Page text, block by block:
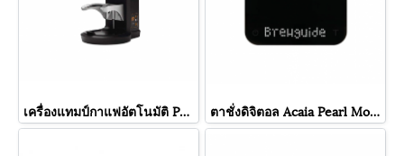
เครื่องแทมป์กาแฟอัตโนมัติ Puqpress Q2 ตาชั่งดิจิตอล Acaia Pearl Model S